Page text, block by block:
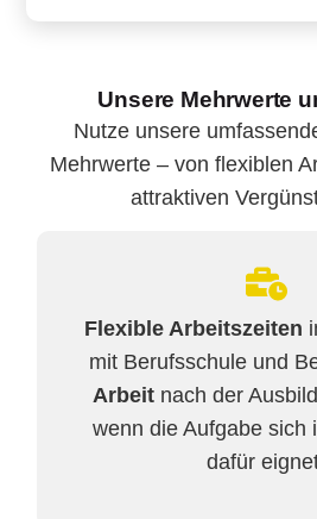
Unsere Mehrwerte
Nutze unsere
Mehrwerte – von flexiblen
attraktiven
Flexible Arbeitszeiten
mit Berufsschule und
Arbeit nach der
wenn die Aufgabe sich
dafür